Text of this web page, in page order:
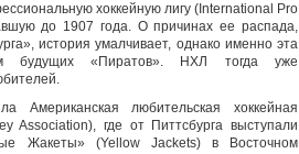
хоккейную лигу (International Pro
до 1907 года. О причинах ее распада,
история умалчивает, однако именно эта
будущих «Пиратов». НХЛ тогда уже
любительская хоккейная
Association), где от Питтсбурга выступали
Жакеты» (Yellow Jackets) в Восточном